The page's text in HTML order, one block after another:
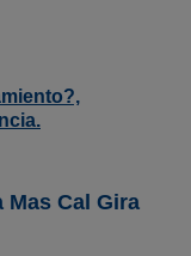
Cal Gira